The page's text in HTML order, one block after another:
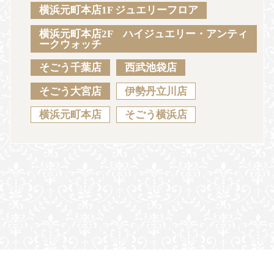
Sustainability Voice Catalog
JA EN CH KO
横浜元町本店1F ジュエリーフロア
横浜元町本店2F ハイジュエリー・アンティ
ークウォッチ
そごう千葉店 西武池袋店
そごう大宮店 伊勢丹立川店
横浜元町本店 そごう横浜店